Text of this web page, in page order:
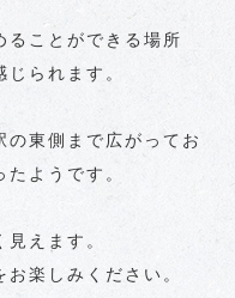
ることができる場所
られます。
東側まで広がってお
ようです。
えます。
楽しみください。